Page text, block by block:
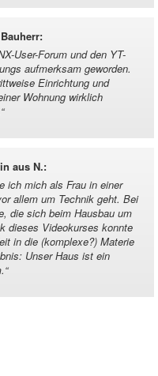
:
User-Forum und den YT-
aufmerksam geworden.
Einrichtung und
Wohnung wirklich
“
aus N.:
ich mich als Frau in einer
allem um Technik geht. Bei
die sich beim Hausbau um
dieses Videokurses konnte
in die (komplexe?) Materie
Unser Haus ist ein
“